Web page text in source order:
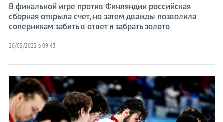
В финальной игре против Финляндии российская
сборная открыла счет, но затем дважды позволила
соперникам забить в ответ и забрать золото
20/02/2022 в 09:43